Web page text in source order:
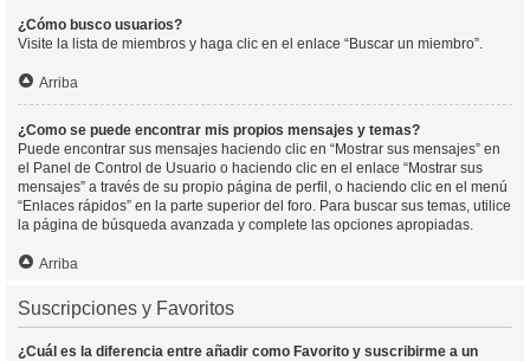
¿Cómo busco usuarios?
Visite la lista de miembros y haga clic en el enlace “Buscar un miembro”.
Arriba
¿Como se puede encontrar mis propios mensajes y temas?
Puede encontrar sus mensajes haciendo clic en “Mostrar sus mensajes” en
el Panel de Control de Usuario o haciendo clic en el enlace “Mostrar sus
mensajes” a través de su propio página de perfil, o haciendo clic en el menú
“Enlaces rápidos” en la parte superior del foro. Para buscar sus temas, utilice
la página de búsqueda avanzada y complete las opciones apropiadas.
Arriba
Suscripciones y Favoritos
¿Cuál es la diferencia entre añadir como Favorito y suscribirme a un